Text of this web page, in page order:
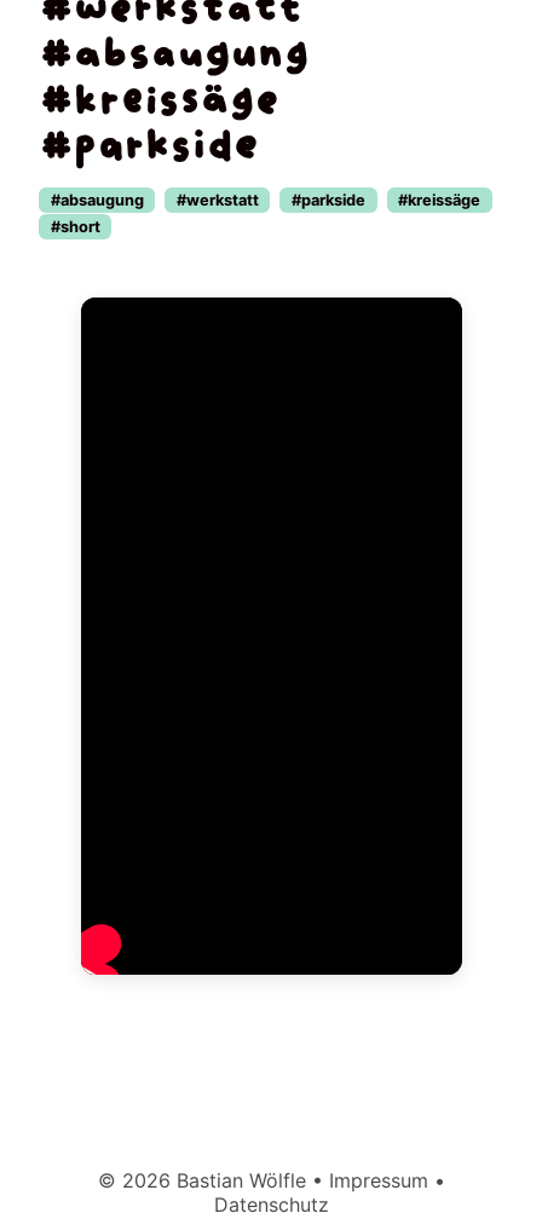
#absaugung
#kreissäge
#parkside
#absaugung #werkstatt #parkside
#kreissäge
#short
© 2026 Bastian Wölfle • Impressum •
Datenschutz